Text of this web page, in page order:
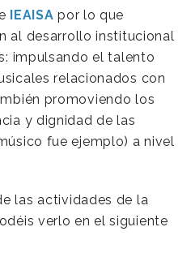
IEAISA por lo que
al desarrollo institucional
impulsando el talento
relacionados con
promoviendo los
y dignidad de las
fue ejemplo) a nivel
las actividades de la
verlo en el siguiente